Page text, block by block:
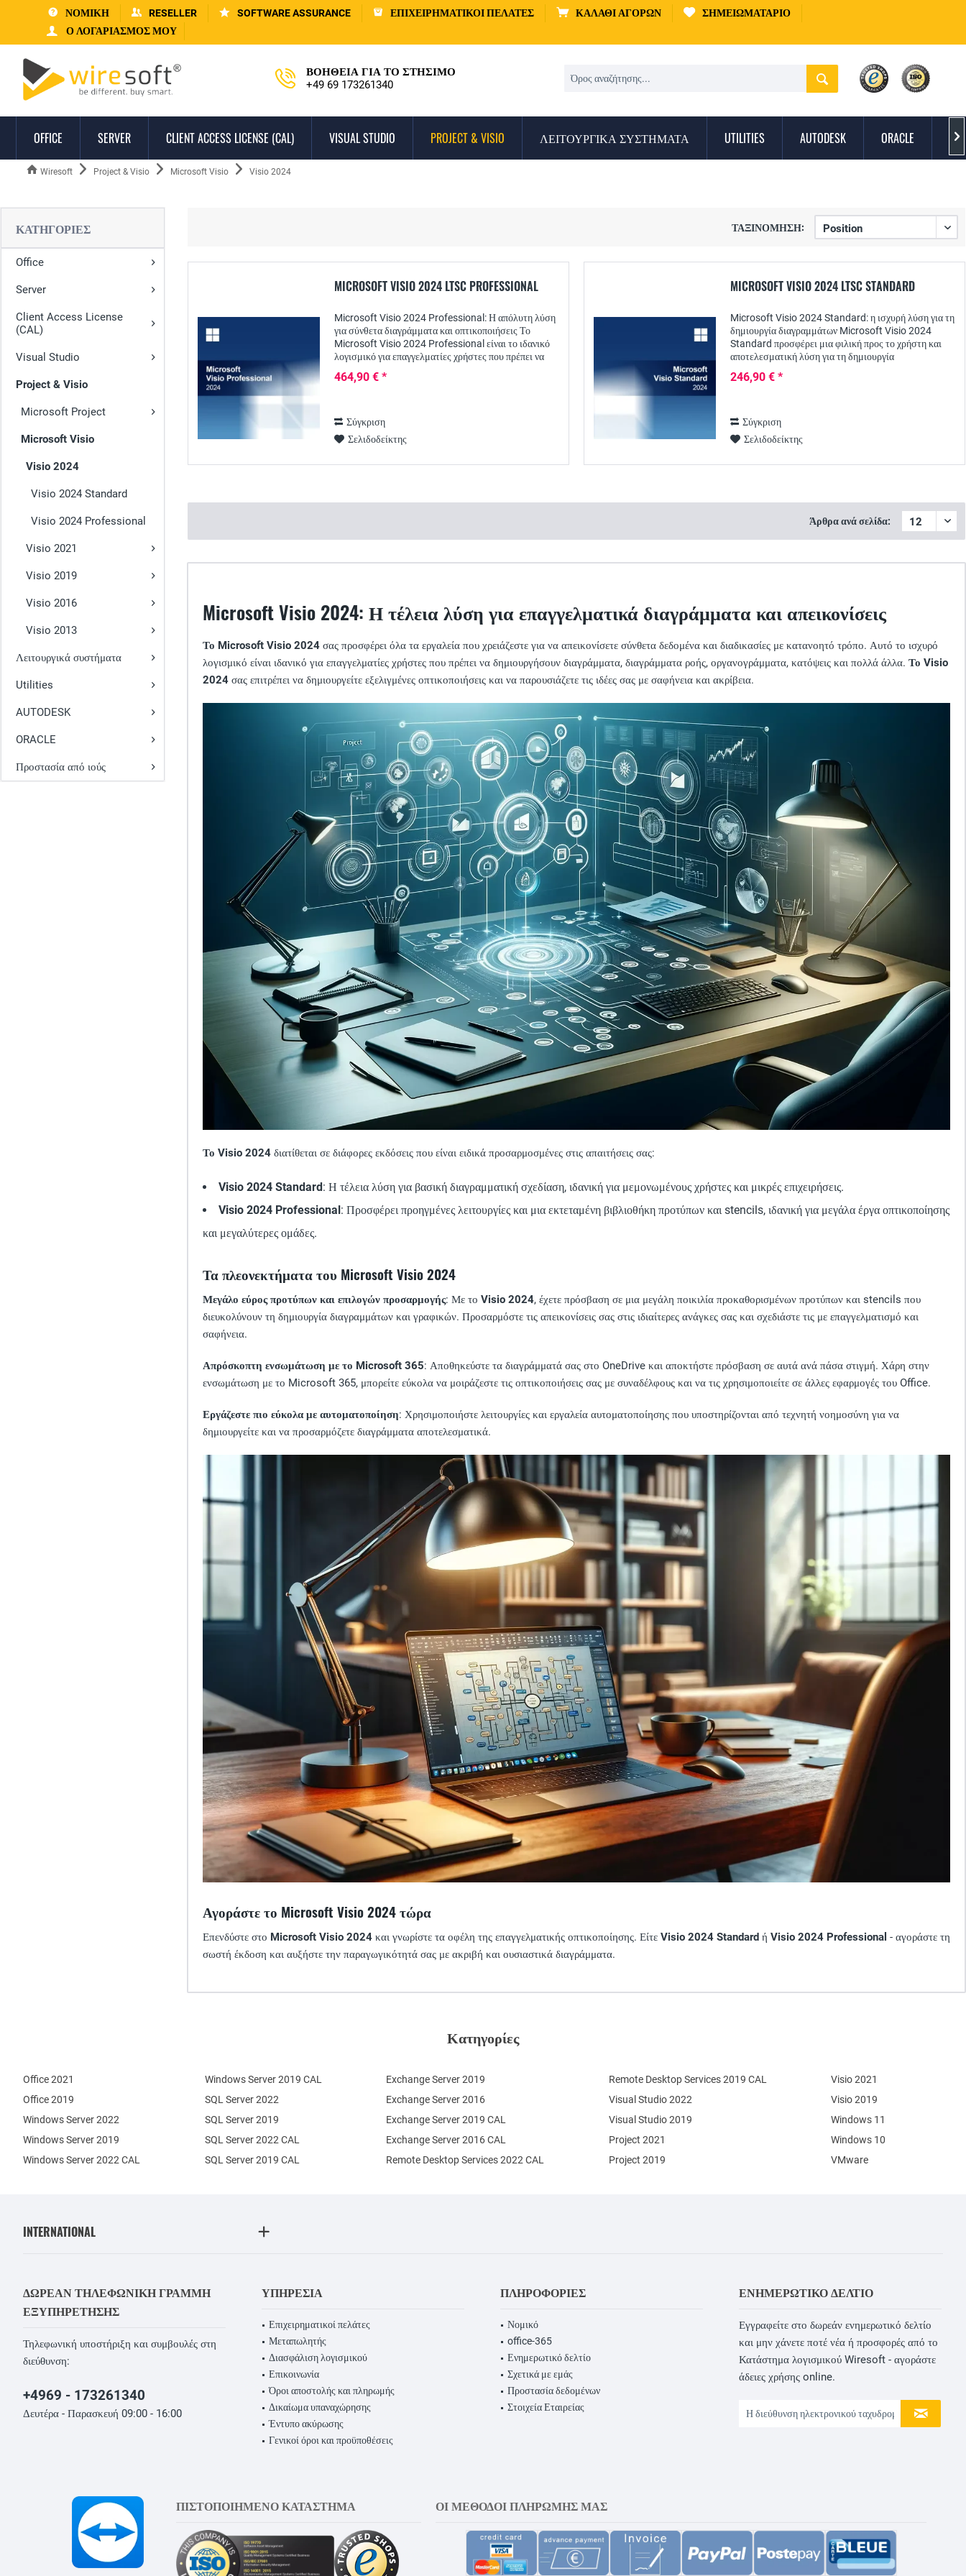
ΝΟΜΙΚΗ RESELLER SOFTWARE ASSURANCE ΕΠΙΧΕΙΡΗΜΑΤΙΚΟΊ ΠΕΛΆΤΕΣ ΚΑΛΆΘΙ ΑΓΟΡΏΝ
ΣΗΜΕΙΩΜΑΤΆΡΙΟ
Ο ΛΟΓΑΡΙΑΣΜΌΣ ΜΟΥ
ΒΟΉΘΕΙΑ ΓΙΑ ΤΟ ΣΤΉΣΙΜΟ
+49 69 173261340
OFFICE SERVER CLIENT ACCESS LICENSE (CAL) VISUAL STUDIO PROJECT & VISIO ΛΕΙΤΟΥΡΓΙΚΆ ΣΥΣΤΉΜΑΤΑ UTILITIES AUTODESK ORACLE 
Wiresoft Project & Visio Microsoft Visio Visio 2024
ΚΑΤΗΓΟΡΊΕΣ
Office
Server
Client Access License
(CAL)
Visual Studio
Project & Visio
Microsoft Project
Microsoft Visio
Visio 2024
Visio 2024 Standard
Visio 2024 Professional
Visio 2021
Visio 2019
Visio 2016
Visio 2013
Λειτουργικά συστήματα
Utilities
AUTODESK
ORACLE
Προστασία από ιούς
ΤΑΞΙΝΌΜΗΣΗ:
MICROSOFT VISIO 2024 LTSC PROFESSIONAL
Microsoft Visio 2024 Professional: Η απόλυτη λύση
για σύνθετα διαγράμματα και οπτικοποιήσεις Το
Microsoft Visio 2024 Professional είναι το ιδανικό
λογισμικό για επαγγελματίες χρήστες που πρέπει να
464,90 € *
Σύγκριση
Σελιδοδείκτης
MICROSOFT VISIO 2024 LTSC STANDARD
Microsoft Visio 2024 Standard: η ισχυρή λύση για τη
δημιουργία διαγραμμάτων Microsoft Visio 2024
Standard προσφέρει μια φιλική προς το χρήστη και
αποτελεσματική λύση για τη δημιουργία
και...
246,90 € *
Σύγκριση
Σελιδοδείκτης
Άρθρα ανά σελίδα:
Microsoft Visio 2024: Η τέλεια λύση για επαγγελματικά διαγράμματα και απεικονίσεις
Το Microsoft Visio 2024 σας προσφέρει όλα τα εργαλεία που χρειάζεστε για να απεικονίσετε σύνθετα δεδομένα και διαδικασίες με κατανοητό τρόπο. Αυτό το ισχυρό
λογισμικό είναι ιδανικό για επαγγελματίες χρήστες που πρέπει να δημιουργήσουν διαγράμματα, διαγράμματα ροής, οργανογράμματα, κατόψεις και πολλά άλλα. Το Visio
2024 σας επιτρέπει να δημιουργείτε εξελιγμένες οπτικοποιήσεις και να παρουσιάζετε τις ιδέες σας με σαφήνεια και ακρίβεια.
Το Visio 2024 διατίθεται σε διάφορες εκδόσεις που είναι ειδικά προσαρμοσμένες στις απαιτήσεις σας:
Visio 2024 Standard : Η τέλεια λύση για βασική διαγραμματική σχεδίαση, ιδανική για μεμονωμένους χρήστες και μικρές επιχειρήσεις.
Visio 2024 Professional : Προσφέρει προηγμένες λειτουργίες και μια εκτεταμένη βιβλιοθήκη προτύπων και stencils, ιδανική για μεγάλα έργα οπτικοποίησης
και μεγαλύτερες ομάδες.
Τα πλεονεκτήματα του Microsoft Visio 2024
Μεγάλο εύρος προτύπων και επιλογών προσαρμογής: Με το Visio 2024, έχετε πρόσβαση σε μια μεγάλη ποικιλία προκαθορισμένων προτύπων και stencils που
διευκολύνουν τη δημιουργία διαγραμμάτων και γραφικών. Προσαρμόστε τις απεικονίσεις σας στις ιδιαίτερες ανάγκες σας και σχεδιάστε τις με επαγγελματισμό και
σαφήνεια.
Απρόσκοπτη ενσωμάτωση με το Microsoft 365: Αποθηκεύστε τα διαγράμματά σας στο OneDrive και αποκτήστε πρόσβαση σε αυτά ανά πάσα στιγμή. Χάρη στην
ενσωμάτωση με το Microsoft 365, μπορείτε εύκολα να μοιράζεστε τις οπτικοποιήσεις σας με συναδέλφους και να τις χρησιμοποιείτε σε άλλες εφαρμογές του Office.
Εργάζεστε πιο εύκολα με αυτοματοποίηση: Χρησιμοποιήστε λειτουργίες και εργαλεία αυτοματοποίησης που υποστηρίζονται από τεχνητή νοημοσύνη για να
δημιουργείτε και να προσαρμόζετε διαγράμματα αποτελεσματικά.
Αγοράστε το Microsoft Visio 2024 τώρα
Επενδύστε στο Microsoft Visio 2024 και γνωρίστε τα οφέλη της επαγγελματικής οπτικοποίησης. Είτε Visio 2024 Standard ή Visio 2024 Professional - αγοράστε τη
σωστή έκδοση και αυξήστε την παραγωγικότητά σας με ακριβή και ουσιαστικά διαγράμματα.
Κατηγορίες
Office 2021
Office 2019
Windows Server 2022
Windows Server 2019
Exchange Server 2019
Exchange Server 2016
SQL Server 2022
SQL Server 2019
Windows Server 2022 CAL
Windows Server 2019 CAL
SQL Server 2022 CAL
SQL Server 2019 CAL
Remote Desktop Services 2022 CAL
Remote Desktop Services 2019 CAL
Exchange Server 2019 CAL
Exchange Server 2016 CAL
Visual Studio 2022
Visual Studio 2019
Project 2021
Project 2019
Visio 2021
Visio 2019
Windows 11
Windows 10
VMware
INTERNATIONAL
ΔΩΡΕΆΝ ΤΗΛΕΦΩΝΙΚΉ ΓΡΑΜΜΉ
ΕΞΥΠΗΡΈΤΗΣΗΣ
Τηλεφωνική υποστήριξη και συμβουλές στη
διεύθυνση:
+4969 - 173261340
Δευτέρα - Παρασκευή 09:00 - 16:00
ΥΠΗΡΕΣΊΑ
Επιχειρηματικοί πελάτες
Μεταπωλητής
Διασφάλιση λογισμικού
Επικοινωνία
Όροι αποστολής και πληρωμής
Δικαίωμα υπαναχώρησης
Έντυπο ακύρωσης
Γενικοί όροι και προϋποθέσεις
ΠΛΗΡΟΦΟΡΊΕΣ
Νομικό
office-365
Ενημερωτικό δελτίο
Σχετικά με εμάς
Προστασία δεδομένων
Στοιχεία Εταιρείας
ΕΝΗΜΕΡΩΤΙΚΌ ΔΕΛΤΊΟ
Εγγραφείτε στο δωρεάν ενημερωτικό δελτίο
και μην χάνετε ποτέ νέα ή προσφορές από το
Κατάστημα λογισμικού Wiresoft - αγοράστε
άδειες χρήσης online.
ΠΙΣΤΟΠΟΙΗΜΕΝΟ ΚΑΤΑΣΤΗΜΑ ΟΙ ΜΈΘΟΔΟΙ ΠΛΗΡΩΜΉΣ ΜΑΣ